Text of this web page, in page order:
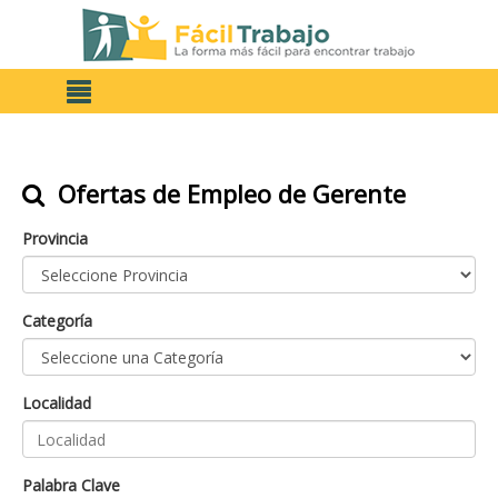
Ofertas de Empleo de Gerente
Provincia
Categoría
Localidad
Palabra Clave